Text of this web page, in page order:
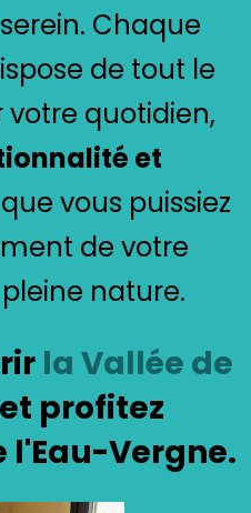
Chaque
de tout le
votre quotidien,
et
vous puissiez
de votre
nature.
la Vallée de
et profitez
l'Eau-Vergne.